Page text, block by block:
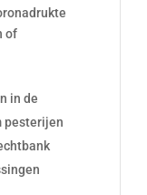
of
in de
pesterijen